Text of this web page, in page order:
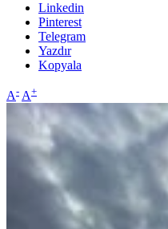
Linkedin
Pinterest
Telegram
Yazdır
Kopyala
A- A+